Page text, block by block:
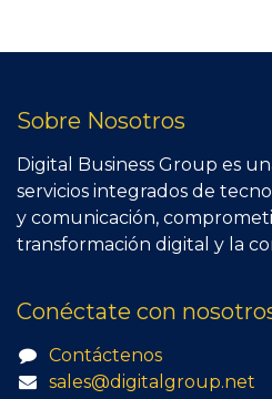
Sobre Nosotros
Digital Business Group es
servicios integrados de
y comunicación,
transformación digital y la
Conéctate con
Contáctenos
sales@digitalgroup.net